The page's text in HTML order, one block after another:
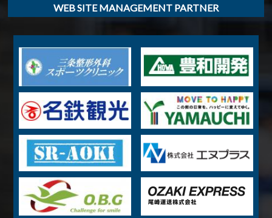
WEB SITE MANAGEMENT PARTNER